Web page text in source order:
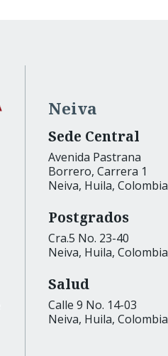
Neiva
Sede Central
Avenida Pastrana
Borrero, Carrera 1
Neiva, Huila, Colombia
Postgrados
Cra.5 No. 23-40
Neiva, Huila, Colombia
Salud
Calle 9 No. 14-03
Neiva, Huila, Colombia